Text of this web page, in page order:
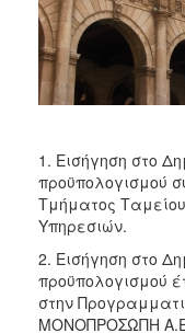
2011
2006
ΔΗΜΟΤΗΣ
ΕΠΙΣΚΕΠΤΗΣ
ΗΡΑΚΛΕΙΟ
1. Εισήγηση στο
προϋπολογισμού
Τμήματος
Υπηρεσιών.
2. Εισήγηση στο
προϋπολογισμού
στην
ΜΟΝΟΠΡΟΣΩΠΗ